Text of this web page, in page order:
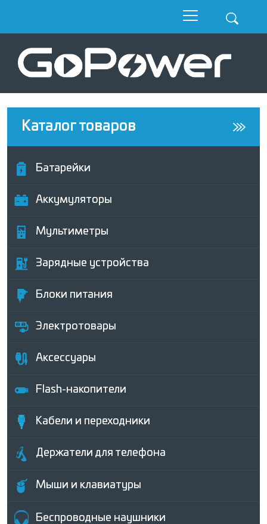
Каталог товаров
Батарейки
Аккумуляторы
Мультиметры
Зарядные устройства
Блоки питания
Электротовары
Аксессуары
Flash-накопители
Кабели и переходники
Держатели для телефона
Мыши и клавиатуры
Беcпроводные наушники